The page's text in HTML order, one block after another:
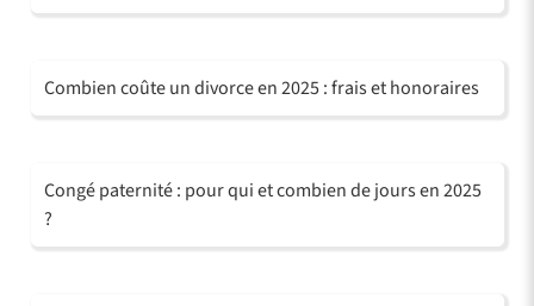
Combien coûte un divorce en 2025 : frais et honoraires
Congé paternité : pour qui et combien de jours en 2025
?